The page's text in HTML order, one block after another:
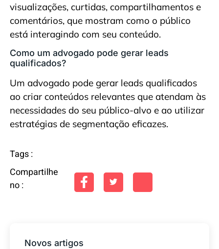
visualizações, curtidas, compartilhamentos e
comentários, que mostram como o público
está interagindo com seu conteúdo.
Como um advogado pode gerar leads
qualificados?
Um advogado pode gerar leads qualificados
ao criar conteúdos relevantes que atendam às
necessidades do seu público-alvo e ao utilizar
estratégias de segmentação eficazes.
Tags :
Compartilhe
no :
Novos artigos